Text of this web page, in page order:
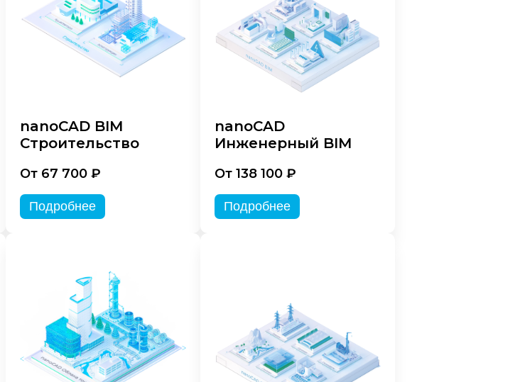
nanoCAD BIM
Строительство
От 67 700 ₽
Подробнее
nanoCAD
Инженерный BIM
От 138 100 ₽
Подробнее